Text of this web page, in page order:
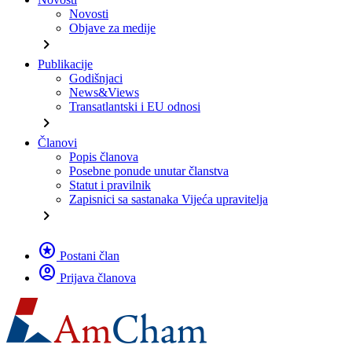
Novosti
Objave za medije
chevron_right
Publikacije
Godišnjaci
News&Views
Transatlantski i EU odnosi
chevron_right
Članovi
Popis članova
Posebne ponude unutar članstva
Statut i pravilnik
Zapisnici sa sastanaka Vijeća upravitelja
chevron_right
stars Postani član
account_circle Prijava članova